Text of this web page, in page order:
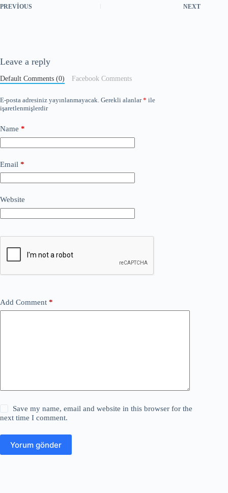
PREVIOUS NEXT
Leave a reply
Default Comments (0) Facebook Comments
E-posta adresiniz yayınlanmayacak. Gerekli alanlar* ile
işaretlenmişlerdir
Name *
Email *
Website
Add Comment *
Save my name, email and website in this browser for the
next time I comment.
Yorum gönder